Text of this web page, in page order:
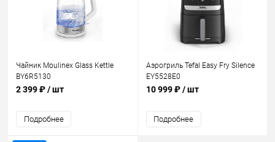
Чайник Moulinex Glass Kettle
BY6R5130
2 399 ₽/ шт
Подробнее
Аэрогриль Tefal Easy Fry Silence
EY5528E0
10 999 ₽/ шт
Подробнее